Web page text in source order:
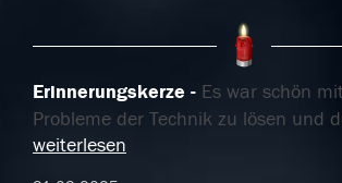
Erinnerungskerze
Es war schön
Probleme der Technik zu lösen und
weiterlesen